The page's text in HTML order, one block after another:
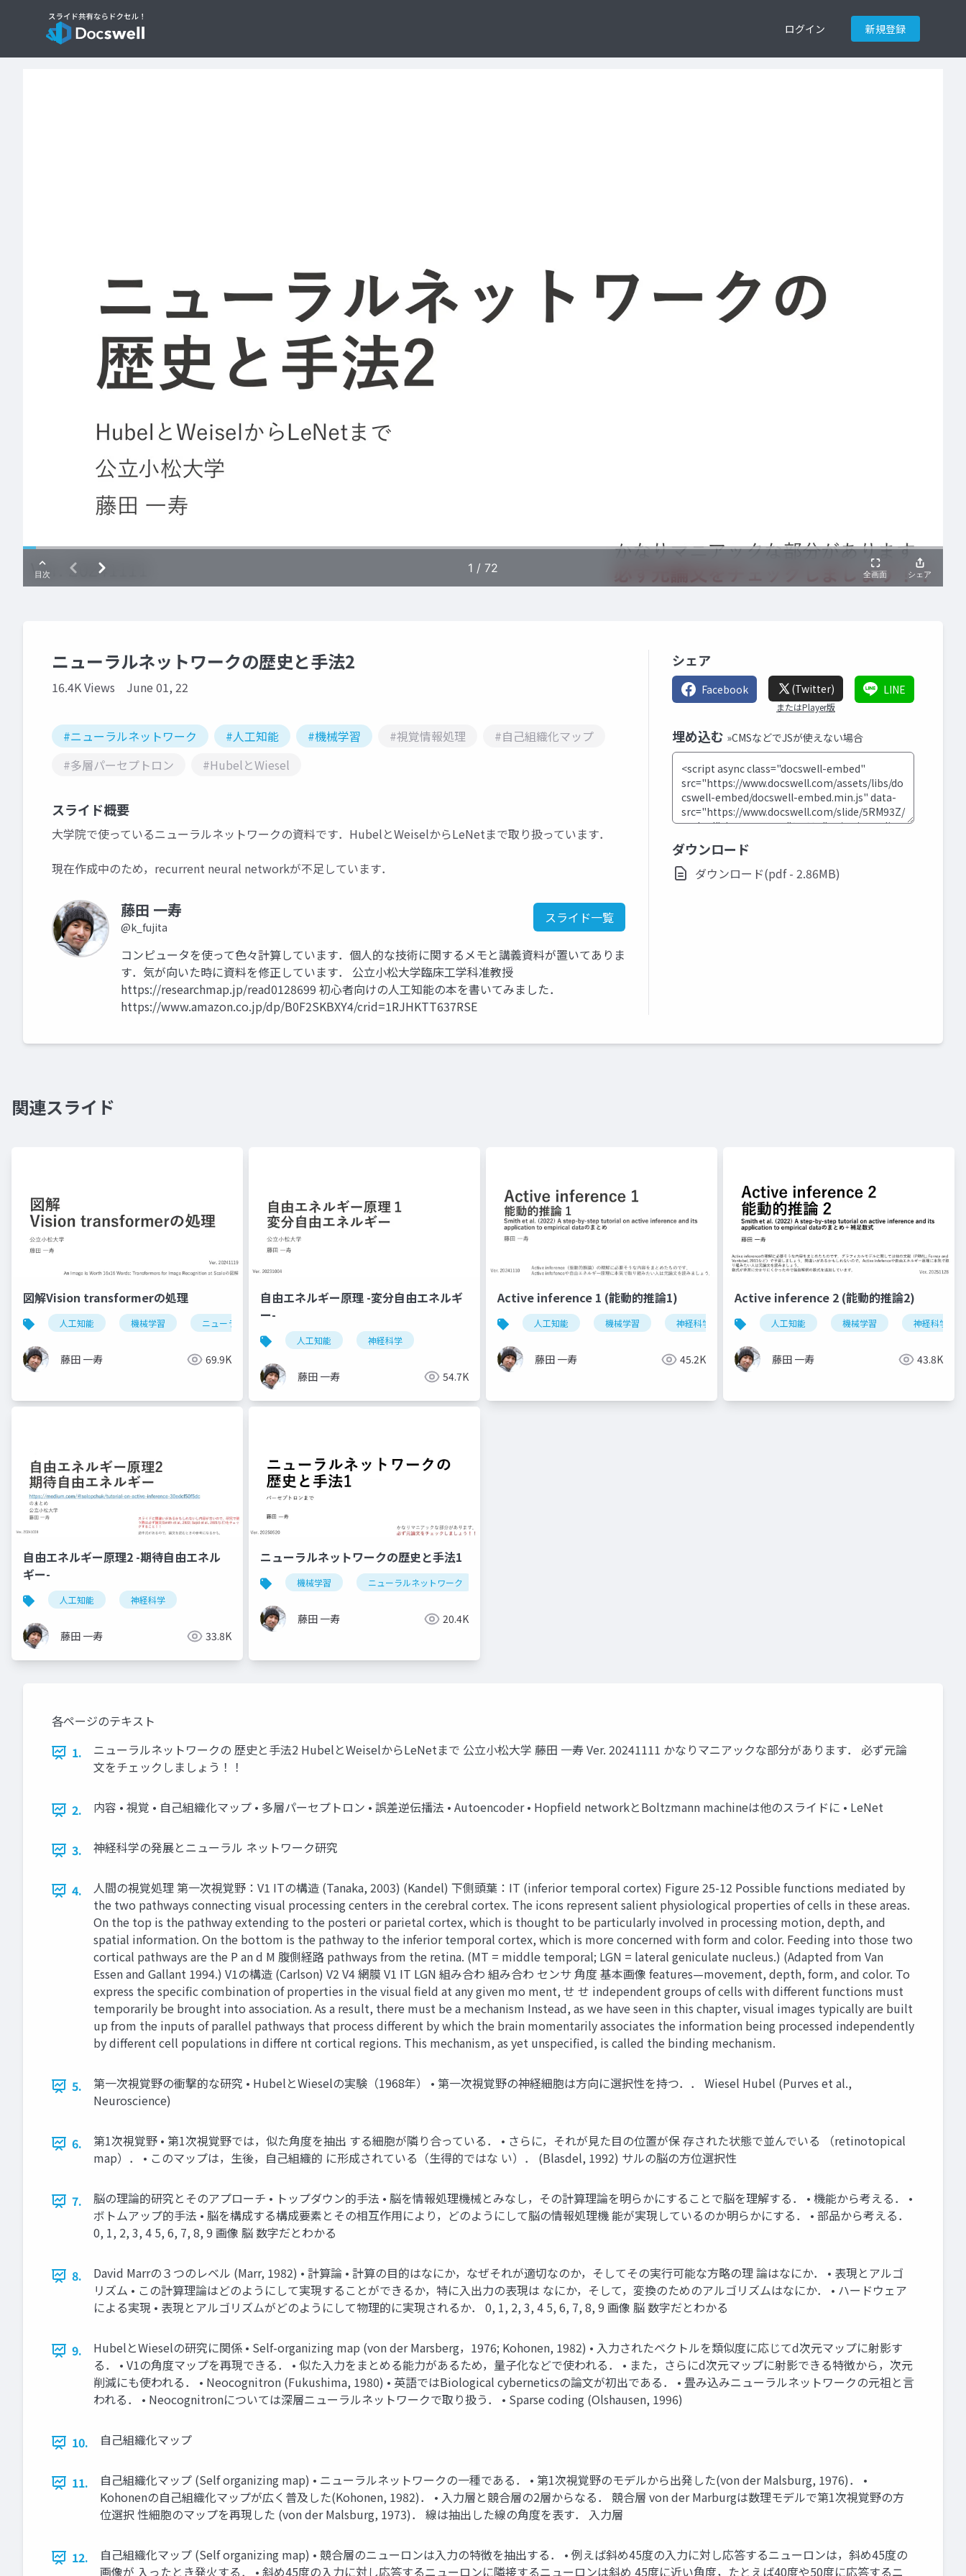
ログイン 新規登録
ニューラルネットワークの歴史と手法2
16.4K Views June 01, 22
#ニューラルネットワーク #人工知能 #機械学習 #視覚情報処理
#自己組織化マップ
#多層パーセプトロン
#HubelとWiesel
スライド概要
大学院で使っているニューラルネットワークの資料です．HubelとWeiselからLeNetまで取り扱っています．
現在作成中のため，recurrent neural networkが不足しています．
藤田 一寿
@k_fujita
スライド一覧
コンピュータを使って色々計算しています．個人的な技術に関するメモと講義資料が置いてありま
す．気が向いた時に資料を修正しています． 公立小松大学臨床工学科准教授
https://researchmap.jp/read0128699 初心者向けの人工知能の本を書いてみました．
https://www.amazon.co.jp/dp/B0F2SKBXY4/crid=1RJHKTT637RSE
シェア
Facebook (Twitter)
またはPlayer版
LINE
埋め込む »CMSなどでJSが使えない場合
ダウンロード
ダウンロード(pdf - 2.86MB)
関連スライド
図解Vision transformerの処理
人工知能 機械学習 ニューラルネットワーク
藤田 一寿 69.9K
自由エネルギー原理 -変分自由エネルギ
ー-
人工知能 神経科学
藤田 一寿 54.7K
Active inference 1 (能動的推論1)
人工知能 機械学習 神経科学
藤田 一寿 45.2K
Active inference 2 (能動的推論2)
人工知能 機械学習 神経科学
藤田 一寿 43.8K
自由エネルギー原理2 -期待自由エネル
ギー-
人工知能 神経科学
藤田 一寿 33.8K
ニューラルネットワークの歴史と手法1
機械学習 ニューラルネットワーク
藤田 一寿 20.4K
各ページのテキスト
1.
ニューラルネットワークの 歴史と手法2 HubelとWeiselからLeNetまで 公立小松大学 藤田 一寿 Ver. 20241111 かなりマニアックな部分があります． 必ず元論
文をチェックしましょう！！
2. 内容 • 視覚 • 自己組織化マップ • 多層パーセプトロン • 誤差逆伝播法 • Autoencoder • Hopfield networkとBoltzmann machineは他のスライドに • LeNet
3. 神経科学の発展とニューラル ネットワーク研究
4.
人間の視覚処理 第一次視覚野：V1 ITの構造 (Tanaka, 2003) (Kandel) 下側頭葉：IT (inferior temporal cortex) Figure 25-12 Possible functions mediated by
the two pathways connecting visual processing centers in the cerebral cortex. The icons represent salient physiological properties of cells in these areas.
On the top is the pathway extending to the posteri or parietal cortex, which is thought to be particularly involved in processing motion, depth, and
spatial information. On the bottom is the pathway to the inferior temporal cortex, which is more concerned with form and color. Feeding into those two
cortical pathways are the P an d M 腹側経路 pathways from the retina. (MT = middle temporal; LGN = lateral geniculate nucleus.) (Adapted from Van
Essen and Gallant 1994.) V1の構造 (Carlson) V2 V4 網膜 V1 IT LGN 組み合わ 組み合わ センサ 角度 基本画像 features—movement, depth, form, and color. To
express the specific combination of properties in the visual field at any given mo ment, せ せ independent groups of cells with different functions must
temporarily be brought into association. As a result, there must be a mechanism Instead, as we have seen in this chapter, visual images typically are built
up from the inputs of parallel pathways that process different by which the brain momentarily associates the information being processed independently
by different cell populations in differe nt cortical regions. This mechanism, as yet unspecified, is called the binding mechanism.
5.
第一次視覚野の衝撃的な研究 • HubelとWieselの実験（1968年） • 第一次視覚野の神経細胞は方向に選択性を持つ．． Wiesel Hubel (Purves et al.,
Neuroscience)
6.
第1次視覚野 • 第1次視覚野では，似た角度を抽出 する細胞が隣り合っている． • さらに，それが見た目の位置が保 存された状態で並んでいる （retinotopical
map）． • このマップは，生後，自己組織的 に形成されている（生得的ではな い）． (Blasdel, 1992) サルの脳の方位選択性
7.
脳の理論的研究とそのアプローチ • トップダウン的手法 • 脳を情報処理機械とみなし，その計算理論を明らかにすることで脳を理解する． • 機能から考える． •
ボトムアップ的手法 • 脳を構成する構成要素とその相互作用により，どのようにして脳の情報処理機 能が実現しているのか明らかにする． • 部品から考える．
0, 1, 2, 3, 4 5, 6, 7, 8, 9 画像 脳 数字だとわかる
8.
David Marrの３つのレベル (Marr, 1982) • 計算論 • 計算の目的はなにか，なぜそれが適切なのか，そしてその実行可能な方略の理 論はなにか． • 表現とアルゴ
リズム • この計算理論はどのようにして実現することができるか，特に入出力の表現は なにか，そして，変換のためのアルゴリズムはなにか． • ハードウェア
による実現 • 表現とアルゴリズムがどのようにして物理的に実現されるか． 0, 1, 2, 3, 4 5, 6, 7, 8, 9 画像 脳 数字だとわかる
9.
HubelとWieselの研究に関係 • Self-organizing map (von der Marsberg，1976; Kohonen, 1982) • 入力されたベクトルを類似度に応じてd次元マップに射影す
る． • V1の角度マップを再現できる． • 似た入力をまとめる能力があるため，量子化などで使われる． • また，さらにd次元マップに射影できる特徴から，次元
削減にも使われる． • Neocognitron (Fukushima, 1980) • 英語ではBiological cyberneticsの論文が初出である． • 畳み込みニューラルネットワークの元祖と言
われる． • Neocognitronについては深層ニューラルネットワークで取り扱う． • Sparse coding (Olshausen, 1996)
10. 自己組織化マップ
11.
自己組織化マップ (Self organizing map) • ニューラルネットワークの一種である． • 第1次視覚野のモデルから出発した(von der Malsburg, 1976)． •
Kohonenの自己組織化マップが広く普及した(Kohonen, 1982)． • 入力層と競合層の2層からなる． 競合層 von der Marburgは数理モデルで第1次視覚野の方
位選択 性細胞のマップを再現した (von der Malsburg, 1973)． 線は抽出した線の角度を表す． 入力層
12.
自己組織化マップ (Self organizing map) • 競合層のニューロンは入力の特徴を抽出する． • 例えば斜め45度の入力に対し応答するニューロンは，斜め45度の
画像が 入ったとき発火する． • 斜め45度の入力に対し応答するニューロンに隣接するニューロンは斜め 45度に近い角度，たとえば40度や50度に応答するニ